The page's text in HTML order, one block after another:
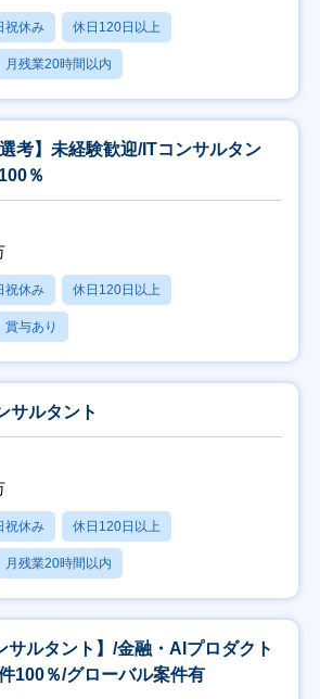
祝休み 休日120日以上
月残業20時間以内
考】未経験歓迎/ITコンサルタン
％
祝休み 休日120日以上
賞与あり
サルタント
祝休み 休日120日以上
月残業20時間以内
ルタント】/金融・AIプロダクト
100％/グローバル案件有